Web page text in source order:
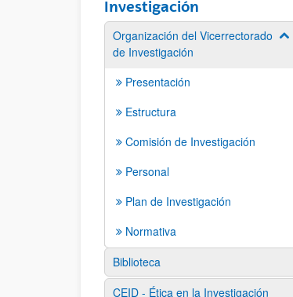
Investigación
Organización del Vicerrectorado
de Investigación
Presentación
Estructura
Comisión de Investigación
Personal
Plan de Investigación
Normativa
Biblioteca
CEID - Ética en la Investigación